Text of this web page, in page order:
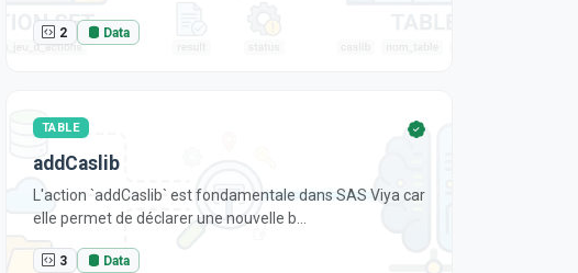
2 Data
TABLE
addCaslib
L'action `addCaslib` est fondamentale dans SAS Viya car
elle permet de déclarer une nouvelle b...
3 Data